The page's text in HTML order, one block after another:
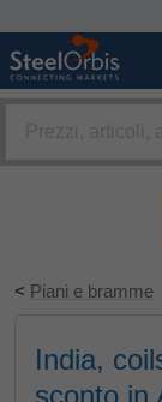
< Piani e bramme
India,
sconto in